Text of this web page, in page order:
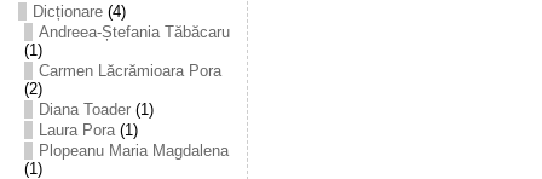
Dicționare(4)
Andreea-Ștefania Tăbăcaru
(1)
Carmen Lăcrămioara Pora
(2)
Diana Toader(1)
Laura Pora(1)
Plopeanu Maria Magdalena
(1)